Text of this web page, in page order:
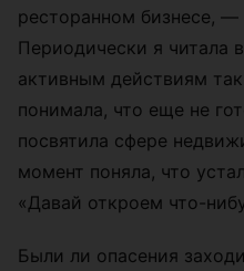
ресторанном бизнесе,
Периодически я читала
активным действиям
понимала, что еще не
посвятила сфере
момент поняла, что
«Давай откроем что-
Были ли опасения